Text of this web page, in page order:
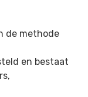
de methode
en bestaat